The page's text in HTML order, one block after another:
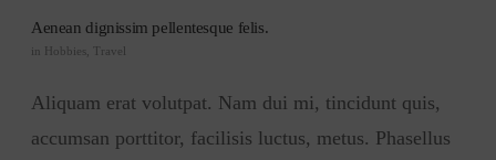
Aenean dignissim pellentesque felis.
in Hobbies Travel
Aliquam erat volutpat. Nam dui mi, tincidunt quis,
accumsan porttitor, facilisis luctus, metus. Phasellus